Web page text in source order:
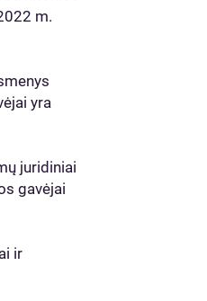
m.
yra
juridiniai
gavėjai
ir